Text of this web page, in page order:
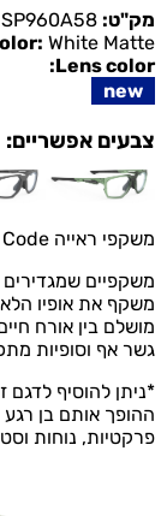
מק"ט:
White Matte
Lens color:
new
צבעים אפשריים:
משקפי ראייה No Code של רודי פרוג'קט.
משקף את אופיו
גשר אף וסופיות
*ניתן להוסיף לדגם
ההופך אותם בן
פרקטיות, נוחות